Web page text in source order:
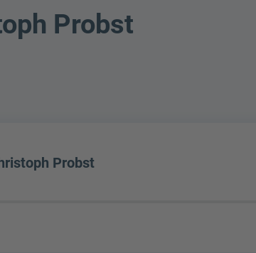
Probst
Probst